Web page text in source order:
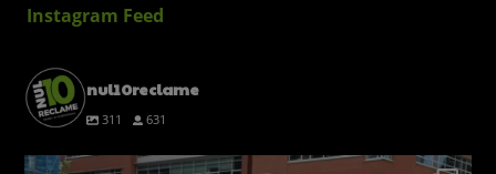
Instagram Feed
nul10reclame
311 631